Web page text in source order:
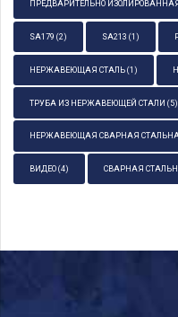
ПРЕДВАРИТЕЛЬНО
SA179 (2) SA213 (1)
НЕРЖАВЕЮЩАЯ СТАЛЬ (1)
ТРУБА ИЗ НЕРЖАВЕЮЩЕЙ СТАЛИ (5)
НЕРЖАВЕЮЩАЯ СВАРНАЯ
ВИДЕО (4) СВАРНАЯ